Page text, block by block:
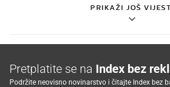
PRIKAŽI JOŠ
Pretplatite se na Index bez
Podržite neovisno novinarstvo i čitajte Index bez